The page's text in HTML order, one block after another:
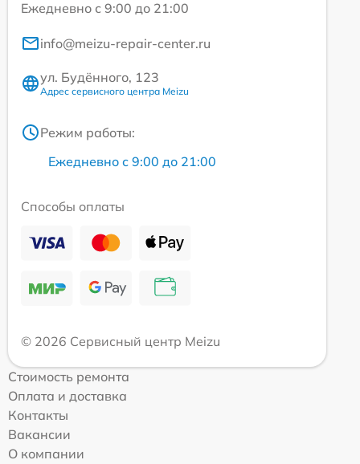
Ежедневно с 9:00 до 21:00
info@meizu-repair-center.ru
ул. Будённого, 123
Адрес сервисного центра Meizu
Режим работы:
Ежедневно с 9:00 до 21:00
Способы оплаты
© 2026 Сервисный центр Meizu
Стоимость ремонта
Оплата и доставка
Контакты
Вакансии
О компании